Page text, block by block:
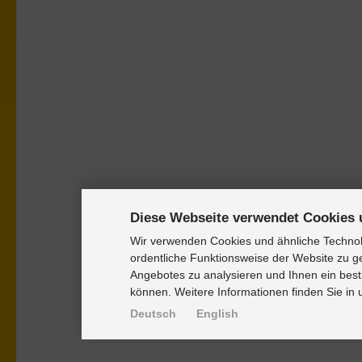
Diese Webseite verwendet Cookies
Wir verwenden Cookies und ähnliche
ordentliche Funktionsweise der Website zu
Angebotes zu analysieren und Ihnen ein
können. Weitere Informationen finden Sie in
Deutsch English